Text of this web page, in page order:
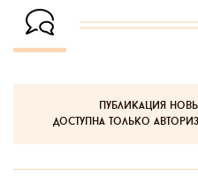
публикация
доступна только